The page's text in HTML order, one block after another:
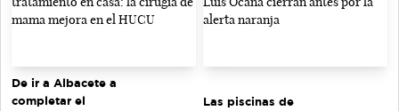
De ir a Albacete a
completar el
Las piscinas de